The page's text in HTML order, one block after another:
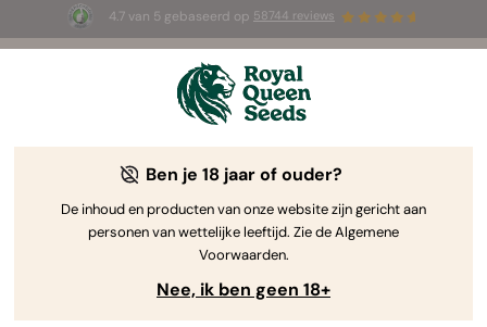
4.7 van 5 gebaseerd op 58744 reviews
☀️ Summer Sales: tot wel 50% korting
op geselecteerde producten! ⏤
The RQS Blog
Cannabis Lifestyle Blogs
Ben je 18 jaar of ouder?
De inhoud en producten van onze website zijn gericht aan
personen van wettelijke leeftijd. Zie de Algemene
Voorwaarden.
Nee, ik ben geen 18+